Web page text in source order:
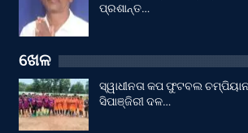
ପ୍ରଶାନ୍ତ…
ଖେଳ
ସ୍ୱାଧୀନତା କପ ଫୁଟବଲ
ସିପାଞ୍ଜିରୀ ଦଳ…